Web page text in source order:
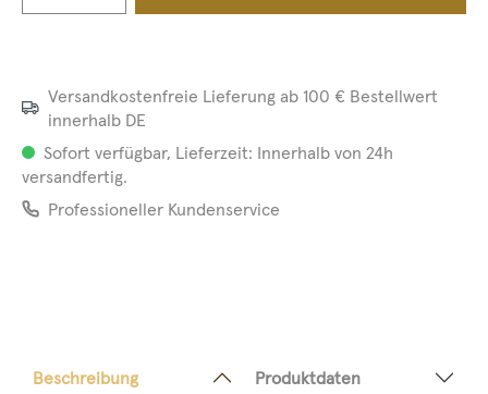
Versandkostenfreie Lieferung ab 100 € Bestellwert
innerhalb DE
Sofort verfügbar, Lieferzeit: Innerhalb von 24h
versandfertig.
Professioneller Kundenservice
Beschreibung Produktdaten